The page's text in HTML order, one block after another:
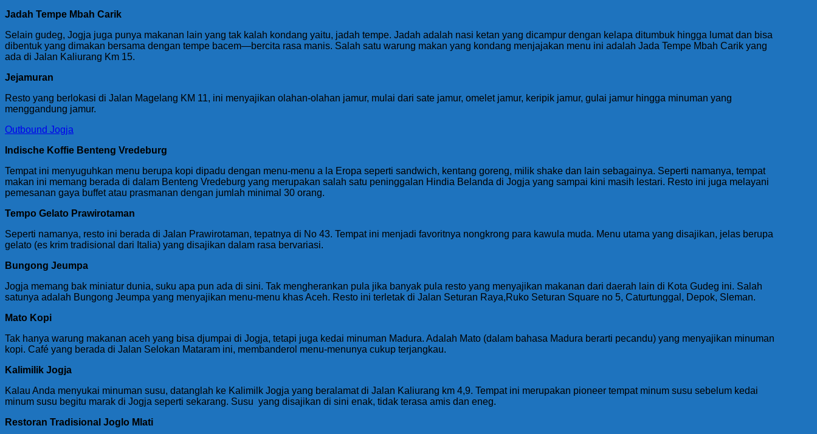
Jadah Tempe Mbah Carik
Selain gudeg, Jogja juga punya makanan lain yang tak kalah kondang yaitu, jadah tempe. Jadah adalah nasi ketan yang dicampur dengan kelapa ditumbuk hingga lumat dan bisa
dibentuk yang dimakan bersama dengan tempe bacem—bercita rasa manis. Salah satu warung makan yang kondang menjajakan menu ini adalah Jada Tempe Mbah Carik yang
ada di Jalan Kaliurang Km 15.
Jejamuran
Resto yang berlokasi di Jalan Magelang KM 11, ini menyajikan olahan-olahan jamur, mulai dari sate jamur, omelet jamur, keripik jamur, gulai jamur hingga minuman yang
menggandung jamur.
Outbound Jogja
Indische Koffie Benteng Vredeburg
Tempat ini menyuguhkan menu berupa kopi dipadu dengan menu-menu a la Eropa seperti sandwich, kentang goreng, milik shake dan lain sebagainya. Seperti namanya, tempat
makan ini memang berada di dalam Benteng Vredeburg yang merupakan salah satu peninggalan Hindia Belanda di Jogja yang sampai kini masih lestari. Resto ini juga melayani
pemesanan gaya buffet atau prasmanan dengan jumlah minimal 30 orang.
Tempo Gelato Prawirotaman
Seperti namanya, resto ini berada di Jalan Prawirotaman, tepatnya di No 43. Tempat ini menjadi favoritnya nongkrong para kawula muda. Menu utama yang disajikan, jelas berupa
gelato (es krim tradisional dari Italia) yang disajikan dalam rasa bervariasi.
Bungong Jeumpa
Jogja memang bak miniatur dunia, suku apa pun ada di sini. Tak mengherankan pula jika banyak pula resto yang menyajikan makanan dari daerah lain di Kota Gudeg ini. Salah
satunya adalah Bungong Jeumpa yang menyajikan menu-menu khas Aceh. Resto ini terletak di Jalan Seturan Raya,Ruko Seturan Square no 5, Caturtunggal, Depok, Sleman.
Mato Kopi
Tak hanya warung makanan aceh yang bisa djumpai di Jogja, tetapi juga kedai minuman Madura. Adalah Mato (dalam bahasa Madura berarti pecandu) yang menyajikan minuman
kopi. Café yang berada di Jalan Selokan Mataram ini, membanderol menu-menunya cukup terjangkau.
Kalimilik Jogja
Kalau Anda menyukai minuman susu, datanglah ke Kalimilk Jogja yang beralamat di Jalan Kaliurang km 4,9. Tempat ini merupakan pioneer tempat minum susu sebelum kedai
minum susu begitu marak di Jogja seperti sekarang. Susu yang disajikan di sini enak, tidak terasa amis dan eneg.
Restoran Tradisional Joglo Mlati